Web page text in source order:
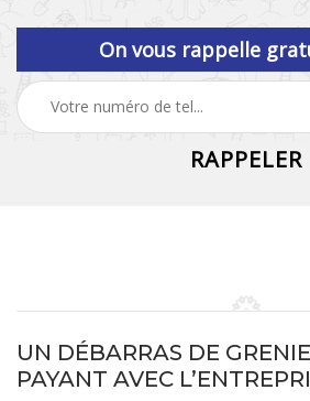
On vous rappelle
UN DÉBARRAS DE
PAYANT AVEC